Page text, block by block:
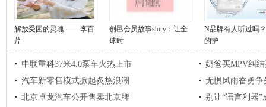
解放受困的灵魂 ——李百
芹
创邑会员故事story：让全
球时
N品牌有人听过吗
的护
中联重科37米4.0泵车火热上市
奶爸买MPV纠
汽车新零售模式掀起炙热浪潮
无惧风雨奋勇
北京卓龙汽车公开售卖北京牌
别让“语言利器”